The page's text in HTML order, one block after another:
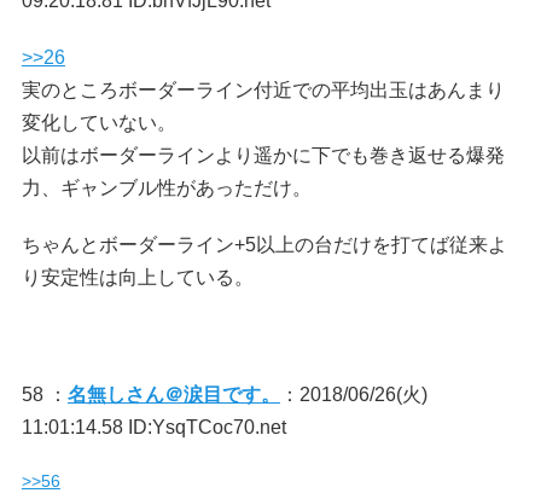
>>26
実のところボーダーライン付近での平均出玉はあんまり
変化していない。
以前はボーダーラインより遥かに下でも巻き返せる爆発
力、ギャンブル性があっただけ。
ちゃんとボーダーライン+5以上の台だけを打てば従来よ
り安定性は向上している。
58 ： 名無しさん＠涙目です。
：2018/06/26(火)
11:01:14.58 ID:YsqTCoc70.net
>>56